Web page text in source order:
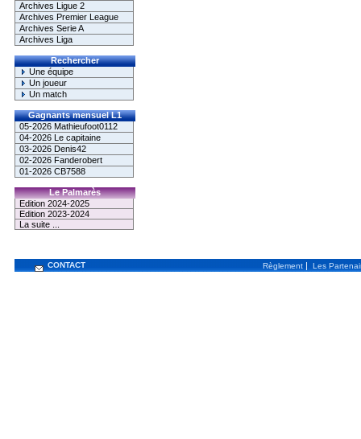
Archives Ligue 2
Archives Premier League
Archives Serie A
Archives Liga
Rechercher
Une équipe
Un joueur
Un match
Gagnants mensuel L1
05-2026 Mathieufoot0112
04-2026 Le capitaine
03-2026 Denis42
02-2026 Fanderobert
01-2026 CB7588
Le Palmarès
Edition 2024-2025
Edition 2023-2024
La suite ...
CONTACT Règlement | Les